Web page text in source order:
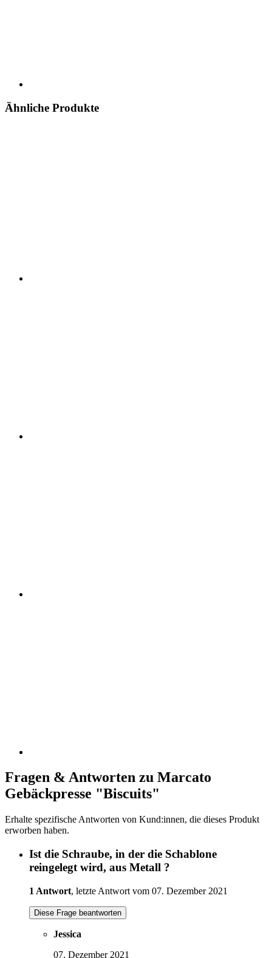
Ähnliche Produkte
Fragen & Antworten zu Marcato
Gebäckpresse "Biscuits"
Erhalte spezifische Antworten von Kund:innen, die dieses Produkt
erworben haben.
Ist die Schraube, in der die Schablone
reingelegt wird, aus Metall ?
1 Antwort, letzte Antwort vom 07. Dezember 2021
Diese Frage beantworten
Jessica
07. Dezember 2021